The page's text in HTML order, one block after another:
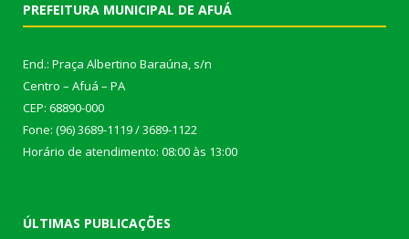
PREFEITURA MUNICIPAL DE AFUÁ
End.: Praça Albertino Baraúna, s/n
Centro – Afuá – PA
CEP: 68890-000
Fone: (96) 3689-1119 / 3689-1122
Horário de atendimento: 08:00 às 13:00
ÚLTIMAS PUBLICAÇÕES